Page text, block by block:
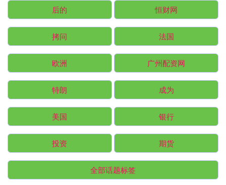
后的 恒财网
拷问 法国
欧洲 广州配资网
特朗 成为
美国 银行
投资 期货
全部话题标签